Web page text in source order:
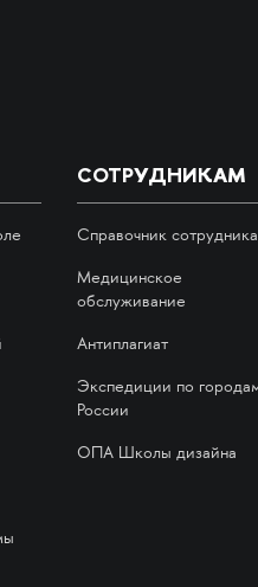
СОТРУДНИКАМ
Справочник сотрудника
Медицинское
обслуживание
Антиплагиат
Экспедиции по
России
ОПА Школы дизайна